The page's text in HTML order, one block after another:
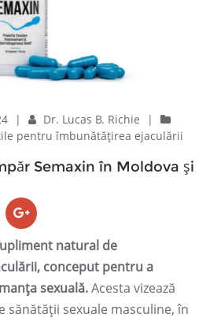
| Dr. Lucas B. Richie
|
pentru îmbunătățirea ejaculării
Semaxin în Moldova și
natural de
conceput pentru a
sexuală.Acesta vizează
sănătății sexuale masculine, în